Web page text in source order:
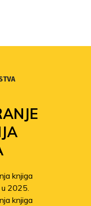
knjiga
2025.
knjiga